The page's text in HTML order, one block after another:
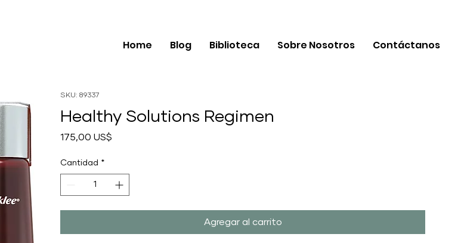
Home Blog Biblioteca Sobre Nosotros Contáctanos
SKU: 89337
Healthy Solutions Regimen
175,00 US$
Cantidad *
Agregar al carrito